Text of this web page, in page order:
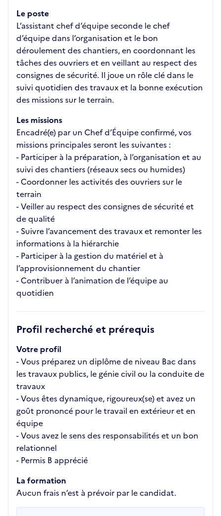
Le poste
L’assistant chef d’équipe seconde le chef
d’équipe dans l’organisation et le bon
déroulement des chantiers, en coordonnant les
tâches des ouvriers et en veillant au respect des
consignes de sécurité. Il joue un rôle clé dans le
suivi quotidien des travaux et la bonne exécution
des missions sur le terrain.
Les missions
Encadré(e) par un Chef d’Équipe confirmé, vos
missions principales seront les suivantes :
- Participer à la préparation, à l’organisation et au
suivi des chantiers (réseaux secs ou humides)
- Coordonner les activités des ouvriers sur le
terrain
- Veiller au respect des consignes de sécurité et
de qualité
- Suivre l’avancement des travaux et remonter les
informations à la hiérarchie
- Participer à la gestion du matériel et à
l’approvisionnement du chantier
- Contribuer à l’animation de l’équipe au
quotidien
Profil recherché et prérequis
Votre profil
- Vous préparez un diplôme de niveau Bac dans
les travaux publics, le génie civil ou la conduite de
travaux
- Vous êtes dynamique, rigoureux(se) et avez un
goût prononcé pour le travail en extérieur et en
équipe
- Vous avez le sens des responsabilités et un bon
relationnel
- Permis B apprécié
La formation
Aucun frais n’est à prévoir par le candidat.